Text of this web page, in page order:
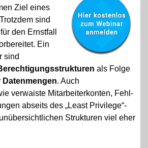
Ziel eines
sind
ür den Ernstfall
Ein
sind
als Folge
. Auch
verwaiste Mitarbeiterkonten, Fehl-
abseits des „Least Privilege“-
Strukturen viel eher